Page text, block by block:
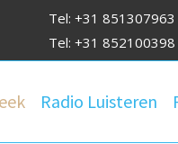
Tel: +31 851307963
Tel: +31 852100398
Radio Luisteren